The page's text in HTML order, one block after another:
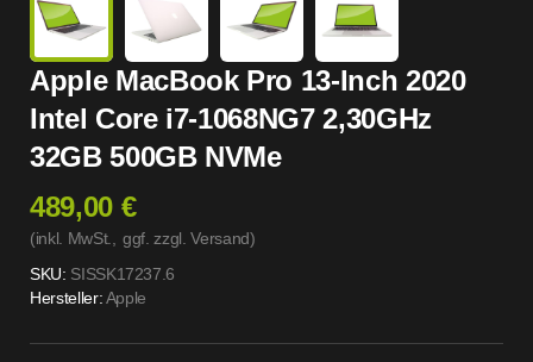
Apple MacBook Pro 13-Inch 2020
Intel Core i7-1068NG7 2,30GHz
32GB 500GB NVMe
489,00 €
(inkl. MwSt., ggf. zzgl. Versand)
SKU: SISSK17237.6
Hersteller:Apple